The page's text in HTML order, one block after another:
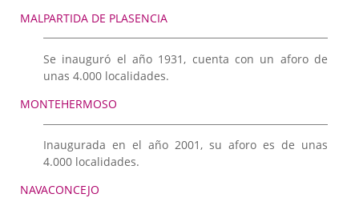
MALPARTIDA DE PLASENCIA
Se inauguró el año 1931, cuenta con un aforo de
unas 4.000 localidades.
MONTEHERMOSO
Inaugurada en el año 2001, su aforo es de unas
4.000 localidades.
NAVACONCEJO